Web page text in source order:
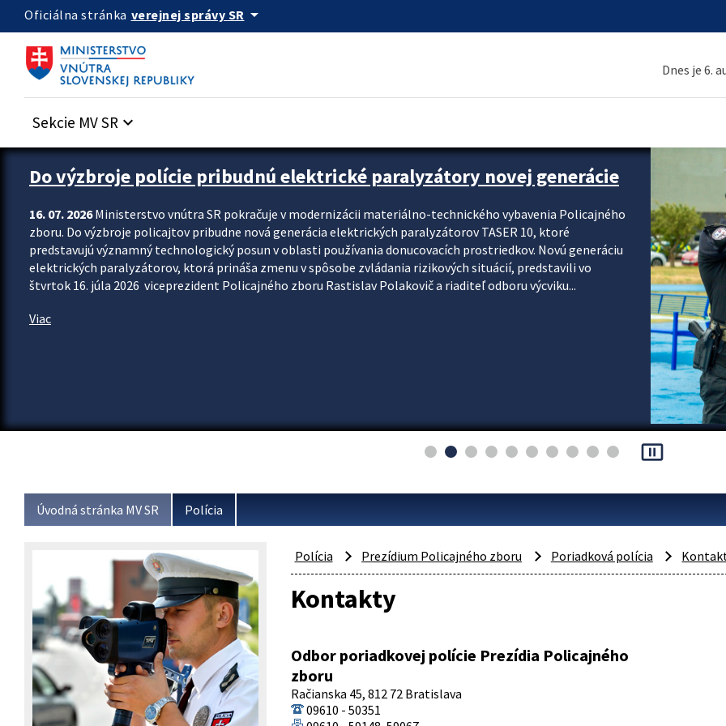
Preskocit na hlavný obsah
Oficiálna stránka verejnej správy SR arrow_drop_down
Dnes je 6.
Sekcie MV SR keyboard_arrow_down
Zastavit automatický posun upútavok
Do výzbroje polície pribudnú elektrické paralyzátory novej generácie
16. 07. 2026Ministerstvo vnútra SR pokračuje v modernizácii materiálno-technického vybavenia Policajného
zboru. Do výzbroje policajtov pribudne nová generácia elektrických paralyzátorov TASER 10, ktoré
predstavujú významný technologický posun v oblasti používania donucovacích prostriedkov. Novú generáciu
elektrických paralyzátorov, ktorá prináša zmenu v spôsobe zvládania rizikových situácií, predstavili vo
štvrtok 16. júla 2026 viceprezident Policajného zboru Rastislav Polakovič a riaditeľ odboru výcviku...
Viac
pause_presentation
Úvodná stránka MV SR Polícia
Polícia Prezídium Policajného zboru Poriadková polícia
Kontakty
Odbor poriadkovej polície Prezídia Policajného
zboru
Račianska 45, 812 72 Bratislava
09610 - 50351